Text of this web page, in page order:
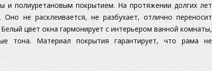
и полиуретановым покрытием. На протяжении долгих лет
не расклеивается, не разбухает, отлично переносит
цвет окна гармонирует с интерьером ванной комнаты,
тона. Материал покрытия гарантирует, что рама не